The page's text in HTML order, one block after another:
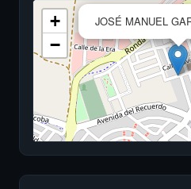
JOSÉ MANUEL
+
−